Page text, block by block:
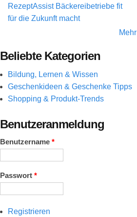
RezeptAssist Bäckereibetriebe fit
für die Zukunft macht
Mehr
Beliebte Kategorien
Bildung, Lernen & Wissen
Geschenkideen & Geschenke Tipps
Shopping & Produkt-Trends
Benutzeranmeldung
Benutzername *
Passwort *
Registrieren